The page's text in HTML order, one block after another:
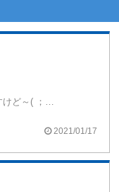
アメリカのリキッドなんで期待しちゃいますけど～( ；∀；)正直期待してたら、個人的には、ちょっとハズレなイメージになっちゃうんじゃないかなぁ～って思ってしまいましたでしょうかm(。≧Д≦。)mうまくはないかな
2021/01/17